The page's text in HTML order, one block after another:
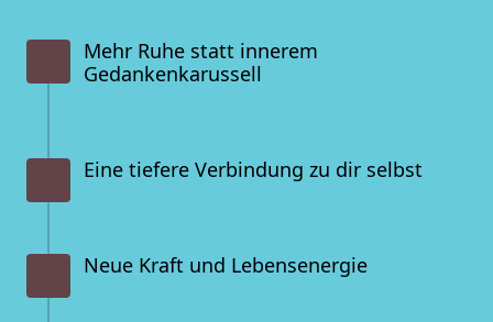
9 8
9
8
9
Mehr Ruhe statt innerem
Gedankenkarussell
Eine tiefere Verbindung zu dir selbst
Neue Kraft und Lebensenergie